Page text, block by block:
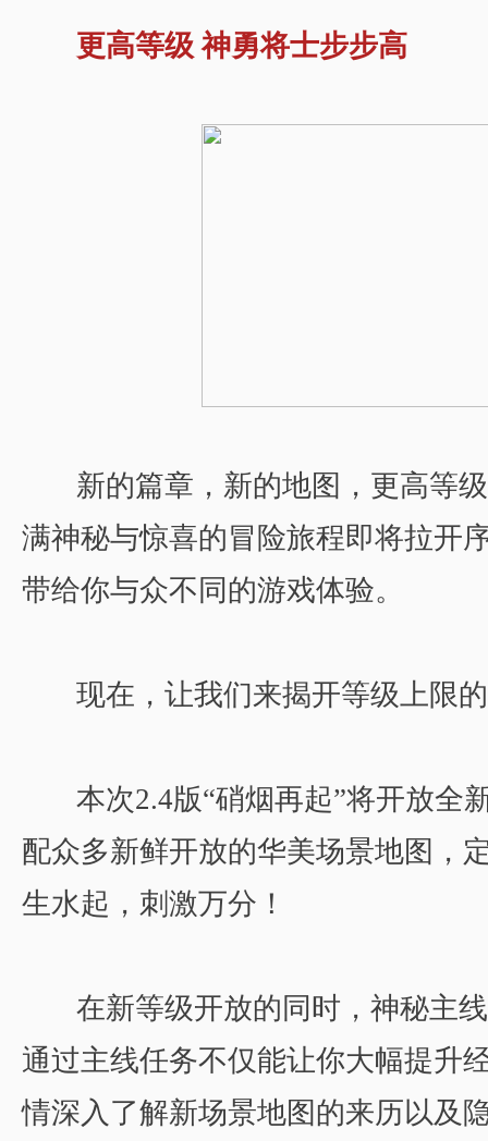
更高等级 神勇将士步步高
新的篇章，新的地图，更高等
满神秘与惊喜的冒险旅程即将拉开
带给你与众不同的游戏体验。
现在，让我们来揭开等级上限
本次2.4版“硝烟再起”将开放全
配众多新鲜开放的华美场景地图，
生水起，刺激万分！
在新等级开放的同时，神秘主
通过主线任务不仅能让你大幅提升
情深入了解新场景地图的来历以及